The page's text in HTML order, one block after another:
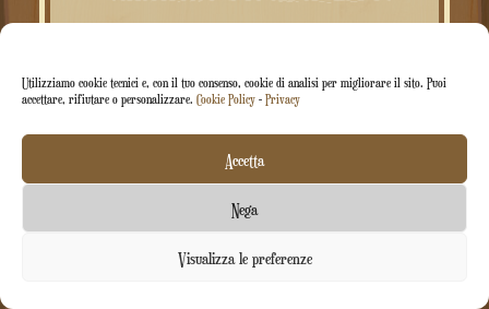
Utilizziamo cookie tecnici e, con il tuo consenso, cookie di analisi per migliorare il sito. Puoi
accettare, rifiutare o personalizzare. Cookie Policy - Privacy
Accetta
Nega
Visualizza le preferenzeContattaci